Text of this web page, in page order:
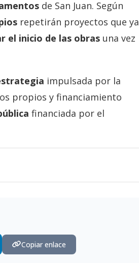
de San Juan. Según
repetirán proyectos que ya
el inicio de las obras una vez
impulsada por la
propios y financiamiento
financiada por el
Copiar enlace